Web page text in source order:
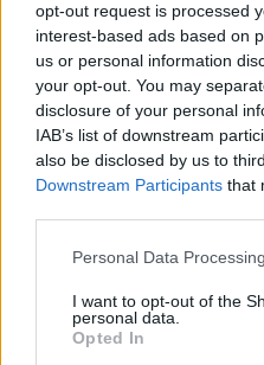
opt-out request is processed
interest-based ads based on
us or personal information
your opt-out. You may
disclosure of your personal
IAB’s list of downstream
also be disclosed by us to
Downstream Participants that
Please note that this website/
not limited to your visit or
grant or deny consent to
use your data for below
Personal Data
I want to opt-out of the
personal data.
Opted In
Tata műemlékfelújítás műemlék
Történelmi táj, amelynek
műemlékek, köztük a
Várkanyarban álló Nepomuki